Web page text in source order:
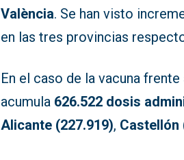
València. Se han visto
en las tres provincias
En el caso de la vacuna
acumula 626.522 dosis
Alicante (227.919), Castellón